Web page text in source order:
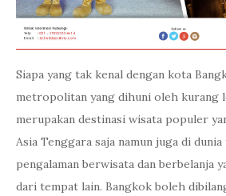
Siapa yang tak kenal dengan kota
metropolitan yang dihuni oleh kurang
merupakan destinasi wisata populer
Asia Tenggara saja namun juga di
pengalaman berwisata dan berbelanja
dari tempat lain. Bangkok boleh